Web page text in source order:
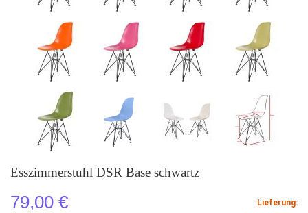
Esszimmerstuhl DSR Base schwartz
79,00 €
Lieferung: